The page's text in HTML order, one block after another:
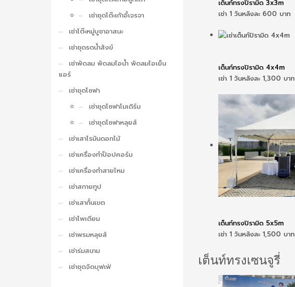
เต็นท์ทรงปิรามิด 3x3m
เช่า 1 วันหลังละ 600 บาท
เต็นท์ทรงปิรามิด 4x4m
เช่า 1 วันหลังละ 1,300 บาท
เต็นท์ทรงปิรามิด 5x5m
เช่า 1 วันหลังละ 1,500 บาท
เต็นท์ทรงเซนจูรี่
เช่าชุดโต๊ะเก้าอี้เจรจา
เช่าโต๊ะหมู่บูชาอาสนะ
เช่าชุดรดน้ำสังข์
เช่าพัดลม พัดลมไอน้ำ พัดลมไอเย็น
แอร์
เช่าชุดโซฟา
เช่าชุดโซฟาโมเดิร์น
เช่าชุดโซฟาหลุยส์
เช่าเสาโรมันดอกไม้
เช่าเครื่องทำป็อปคอร์น
เช่าเครื่องทำสายไหม
เช่าสกายทูป
เช่าเสากั้นเขต
เช่าโพเดียม
เช่าพรมหลุยส์
เช่าร่มสนาม
เช่าชุดจัดบุฟเฟ่